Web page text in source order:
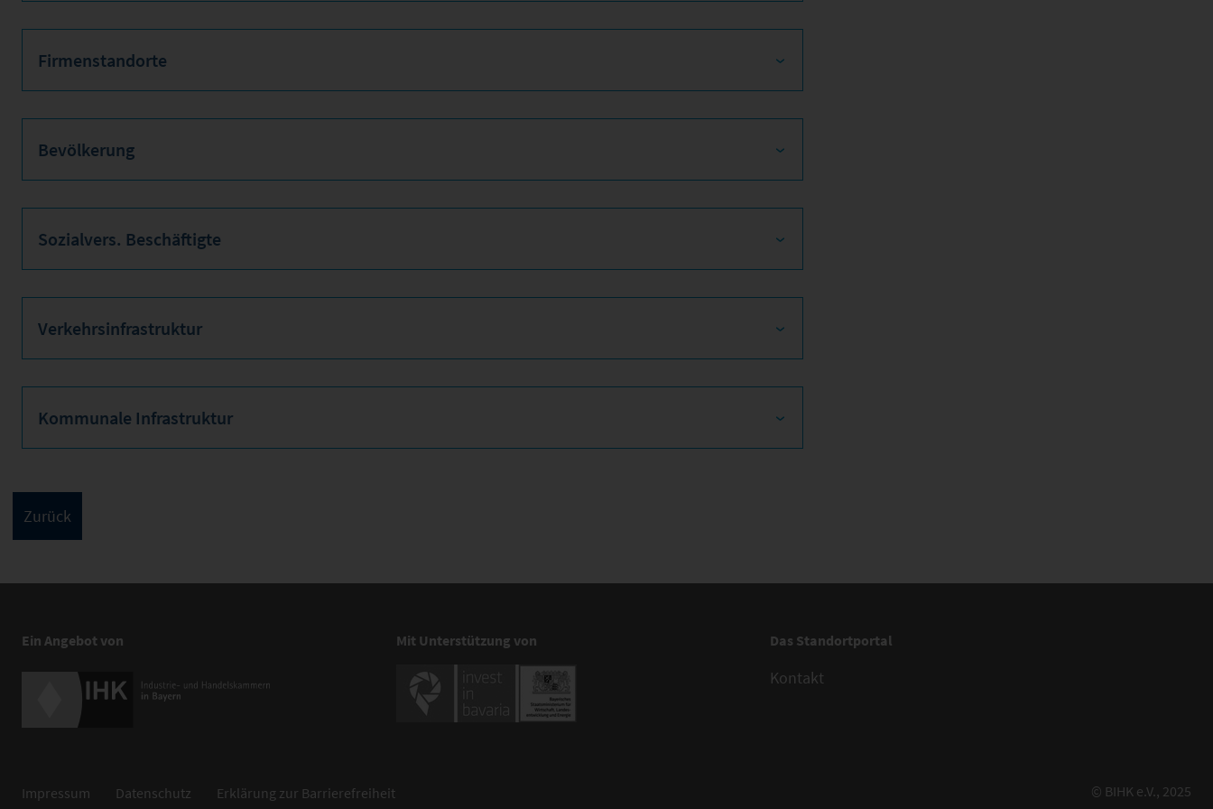
Firmenstandorte
Bevölkerung
Sozialvers. Beschäftigte
Verkehrsinfrastruktur
Kommunale Infrastruktur
Ein Angebot von Mit Unterstützung von Das Standortportal
Kontakt
Impressum Datenschutz Erklärung zur Barrierefreiheit © BIHK e.V., 2025